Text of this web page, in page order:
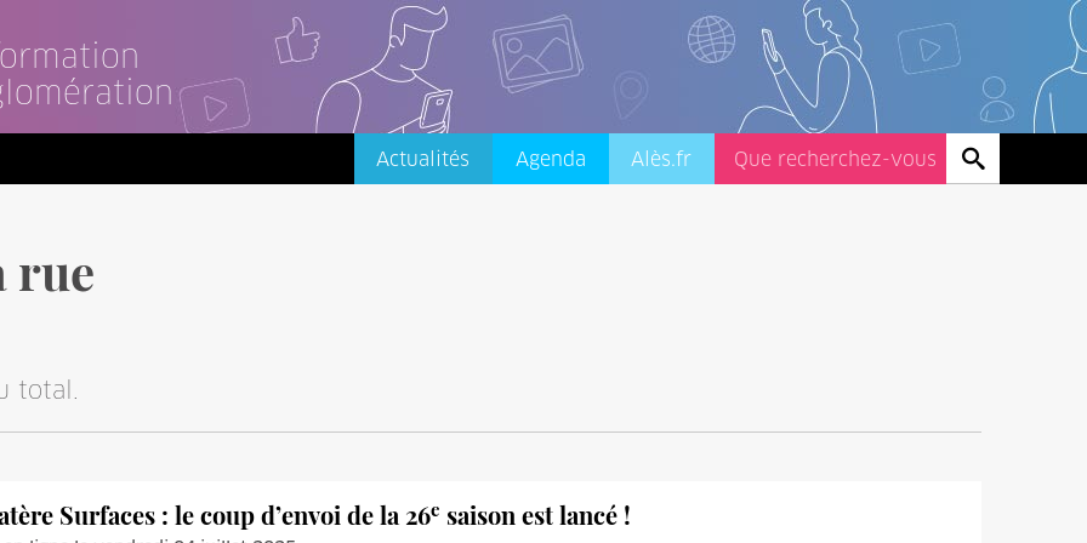
Actualités Agenda Alès.fr
rue
total.
Surfaces : le coup d’envoi de la 26e saison est lancé !